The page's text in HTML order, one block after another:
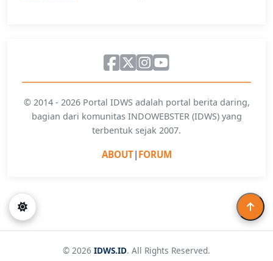
© 2014 - 2026 Portal IDWS adalah portal berita daring,
bagian dari komunitas INDOWEBSTER (IDWS) yang
terbentuk sejak 2007.
ABOUT| FORUM
© 2026 IDWS.ID. All Rights Reserved.